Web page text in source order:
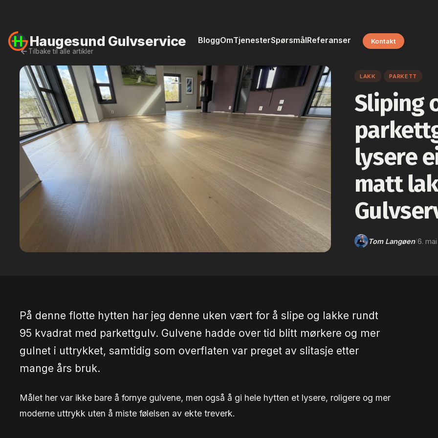
Haugesund Gulvservice BloggOmTjenesterSpørsmålReferanser
Kontakt
Tilbake til alle artikler
LAKK PARKETT
Sliping
lysere
matt
Tom Langøen/6.
På denne flotte hytten har jeg denne uken vært for å slipe og lakke rundt
95 kvadrat med parkettgulv. Gulvene hadde over tid blitt mørkere og mer
gulnet i uttrykket, samtidig som overflaten var preget av slitasje etter
mange års bruk.
Målet her var ikke bare å fornye gulvene, men også å gi hele hytten et lysere, roligere og mer
moderne uttrykk uten å miste følelsen av ekte treverk.